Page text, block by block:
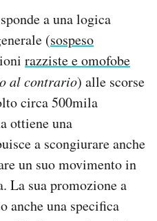
a una logica
(sospeso
razziste e omofobe
al contrario) alle scorse
circa 500mila
ottiene una
a scongiurare anche
un suo movimento in
La sua promozione a
anche una specifica